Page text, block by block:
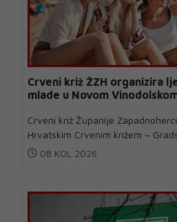
Crveni križ ŽZH organizira
mlade u Novom
Crveni križ Županije
Hrvatskim Crvenim križem –
08 KOL 2026